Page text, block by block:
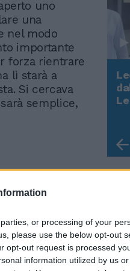
or processing of your
please use the below opt-out
opt-out request is processed
information utilized by us
uno
una
nel modo
importante
forza rientrare
lì starà a
Si cercava
semplice,
Pallone
Jorginho
Come States?
e la strategia